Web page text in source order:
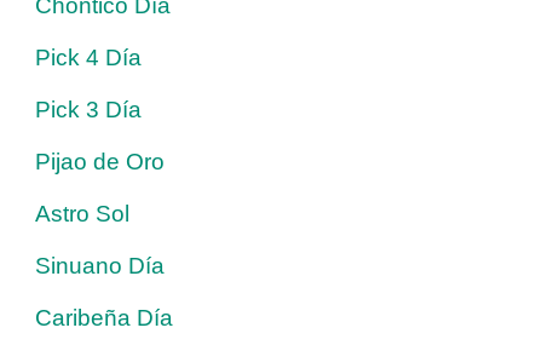
Chontico Día
Pick 4 Día
Pick 3 Día
Pijao de Oro
Astro Sol
Sinuano Día
Caribeña Día